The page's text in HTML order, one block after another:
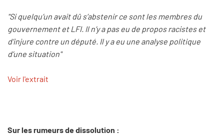
"Si quelqu’un avait dû s’abstenir ce sont les membres du
gouvernement et LFI. Il n’y a pas eu de propos racistes et
d’injure contre un député. Il y a eu une analyse politique
d’une situation"
Voir l'extrait
Sur les rumeurs de dissolution :